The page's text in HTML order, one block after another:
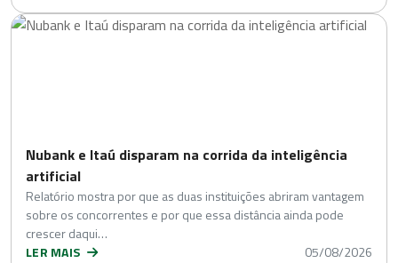
Nubank e Itaú disparam na corrida da inteligência
artificial
Relatório mostra por que as duas instituições abriram vantagem
sobre os concorrentes e por que essa distância ainda pode
crescer daqui…
LER MAIS
05/08/2026